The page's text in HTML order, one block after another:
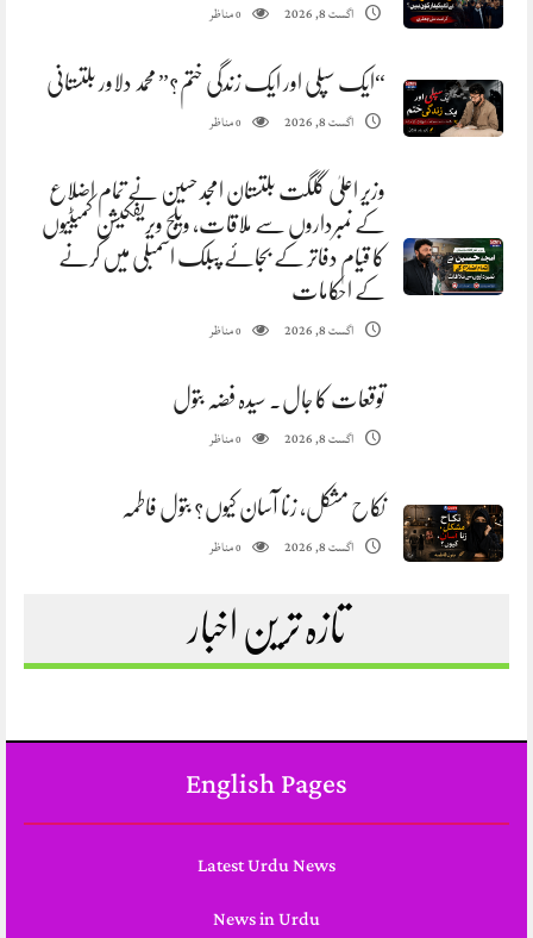
اگست 8, 2026 0مناظر
“ایک سپلی اور ایک زندگی ختم؟” محمد دلاور بلتستانی
اگست 8, 2026 0مناظر
وزیر اعلیٰ گلگت بلتستان امجد حسین نے تمام اضلاع
کے نمبرداروں سے ملاقات، ویلج ویریفکیشن کمیٹیوں
کا قیام دفاتر کے بجائے پبلک اسمبلی میں کرنے
کے احکامات
اگست 8, 2026 0مناظر
توقعات کا جال. سیدہ فضہ بتول
اگست 8, 2026 0مناظر
نکاح مشکل، زنا آسان کیوں؟ بتول فاطمہ
اگست 8, 2026 0مناظر
تازہ ترین اخبار
English Pages
Latest Urdu News
News in Urdu